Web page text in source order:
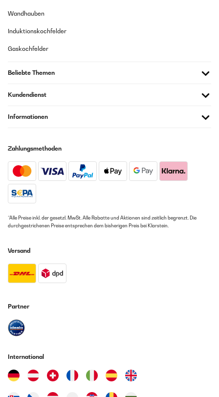
Wandhauben
Induktionskochfelder
Gaskochfelder
Beliebte Themen
Kundendienst
Informationen
Zahlungsmethoden
*Alle Preise inkl. der gesetzl. MwSt. Alle Rabatte und Aktionen sind zeitlich begrenzt. Die
durchgestrichenen Preise entsprechen dem bisherigen Preis bei Klarstein.
Versand
Partner
International